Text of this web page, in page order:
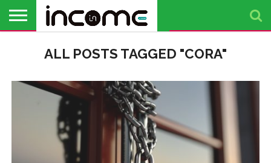
PROFIL DE
ANTREPRENOR
BUSINESS
ANALIZE
OPINII
FINANȚE
PERSONALE
LIBERALL POSTS TAGGED "CORA"